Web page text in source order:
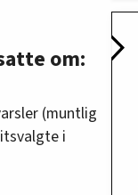
om:
(muntlig
i